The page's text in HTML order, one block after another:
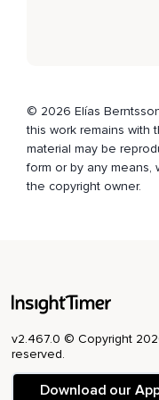
Has hecho lo que te
Pero ¿mejor para
Te acostumbraste
Eres una persona tan
renunciar a ti.
Si revisas rápidamente
Te darás cuenta de
© 2026 Elías
this work remains with
material may be
form or by any means,
the copyright owner.
v2.467.0 © Copyright
reserved.
Download our